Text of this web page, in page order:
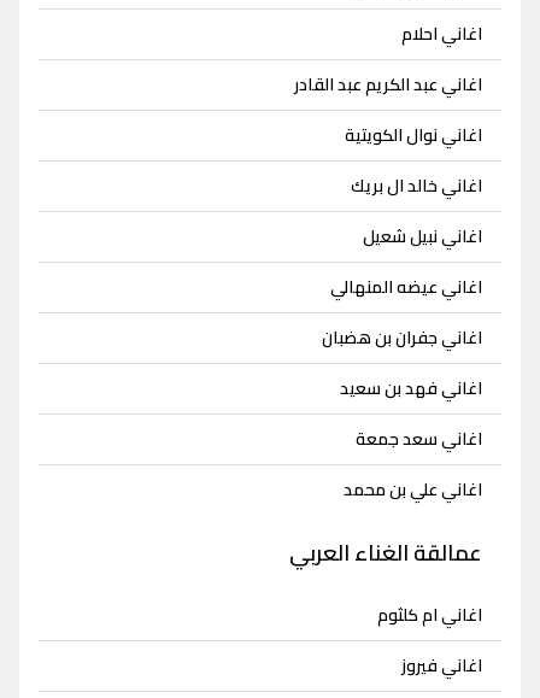
اغاني احلام
اغاني عبد الكريم عبد القادر
اغاني نوال الكويتية
اغاني خالد ال بريك
اغاني نبيل شعيل
اغاني عيضه المنهالي
اغاني جفران بن هضبان
اغاني فهد بن سعيد
اغاني سعد جمعة
اغاني علي بن محمد
عمالقة الغناء العربي
اغاني ام كلثوم
اغاني فيروز